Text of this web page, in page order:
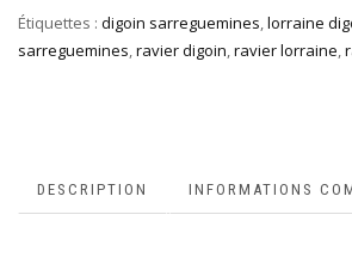
Étiquettes : digoin sarreguemines,lorraine
sarreguemines,ravier digoin,ravier lorraine,
DESCRIPTION INFORMATIONS